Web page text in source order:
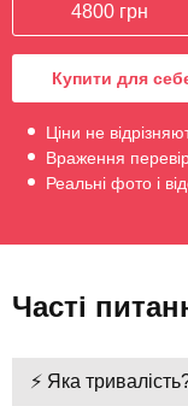
4800 грн
Купити для
Ціни не
Враження
Реальні фото і
Часті
⚡ Яка